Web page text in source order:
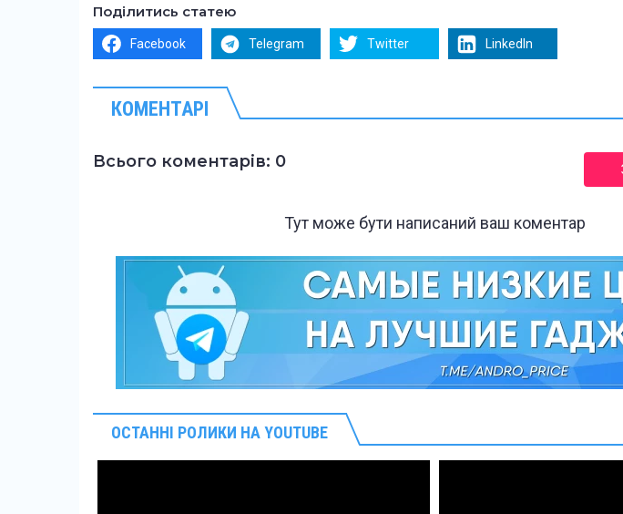
Поділитись статею
Facebook Telegram Twitter LinkedIn
КОМЕНТАРІ
Всього коментарів: 0
Тут може бути написаний ваш коментар
ОСТАННІ РОЛИКИ НА YOUTUBE